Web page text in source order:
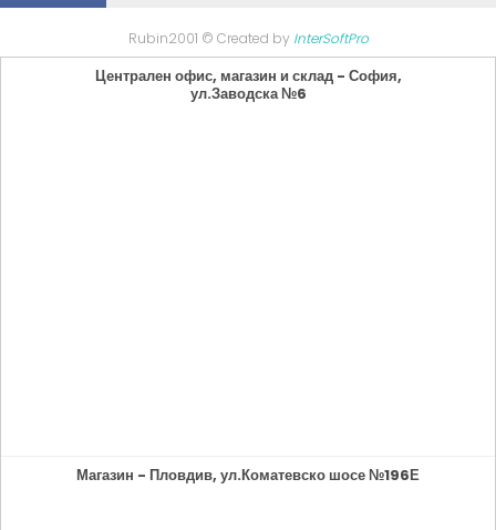
Rubin2001 © Created by InterSoftPro
Централен офис, магазин и склад - София,
ул.Заводска №6
Магазин - Пловдив, ул.Коматевско шосе №196Е